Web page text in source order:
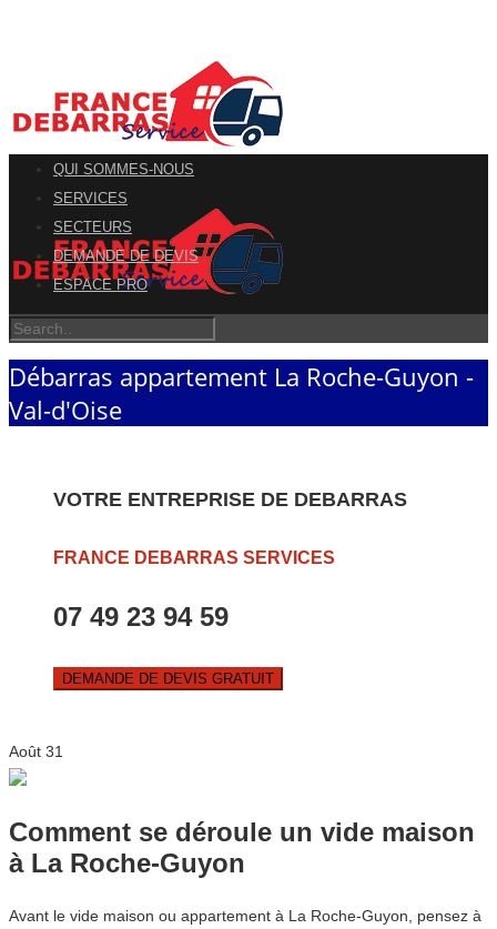
QUI SOMMES-NOUS
SERVICES
SECTEURS
DEMANDE DE DEVIS
ESPACE PRO
Débarras appartement La Roche-Guyon -
Val-d'Oise
VOTRE ENTREPRISE DE DEBARRAS
FRANCE DEBARRAS SERVICES
07 49 23 94 59
DEMANDE DE DEVIS GRATUIT
Août 31
Comment se déroule un vide maison
à La Roche-Guyon
Avant le vide maison ou appartement à La Roche-Guyon, pensez à